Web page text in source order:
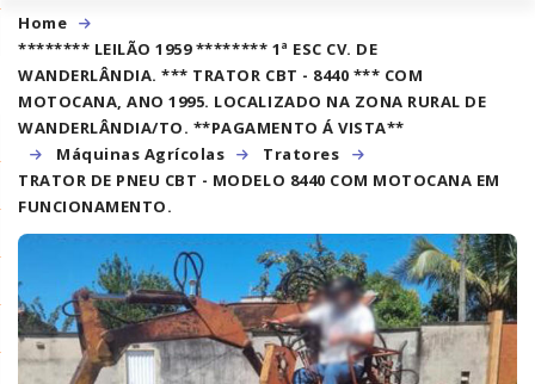
Home
******** LEILÃO 1959 ******** 1ª ESC CV. DE
WANDERLÂNDIA. *** TRATOR CBT - 8440 *** COM
MOTOCANA, ANO 1995. LOCALIZADO NA ZONA RURAL DE
WANDERLÂNDIA/TO. **PAGAMENTO Á VISTA**
Máquinas Agrícolas
Tratores
TRATOR DE PNEU CBT - MODELO 8440 COM MOTOCANA EM
FUNCIONAMENTO.